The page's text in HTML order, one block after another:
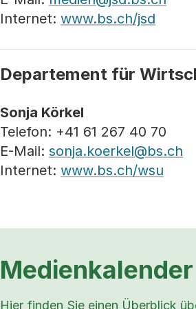
Internet: www.bs.ch/jsd
Departement für
Sonja Körkel
Telefon: +41 61 267 40 70
E-Mail: sonja.koerkel@bs.ch
Internet: www.bs.ch/wsu
Medienkalender
Hier finden Sie einen Überblick